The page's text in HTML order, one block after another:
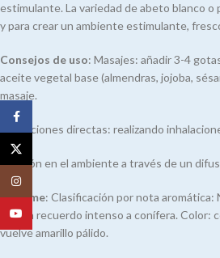
estimulante. La variedad de abeto blanco o
y para crear un ambiente estimulante,
Consejos de uso: Masajes: añadir 3-4
aceite vegetal base (almendras, jojoba,
masaje.
Inhalaciones directas: realizando
Difusión en el ambiente a través de un
Perfume: Clasificación por nota aromática:
con un recuerdo intenso a conífera.
vuelve amarillo pálido.
YouTube